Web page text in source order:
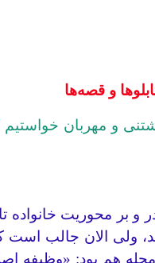
و قصه‌ها
و مهربان
بر محوریت خانواده
ولی الان جالب
هم بود: «وظیفه‌